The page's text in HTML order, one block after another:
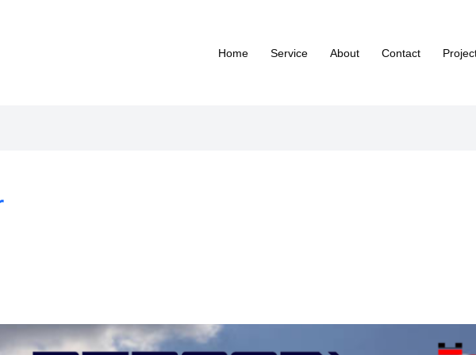
Home Service About Contact